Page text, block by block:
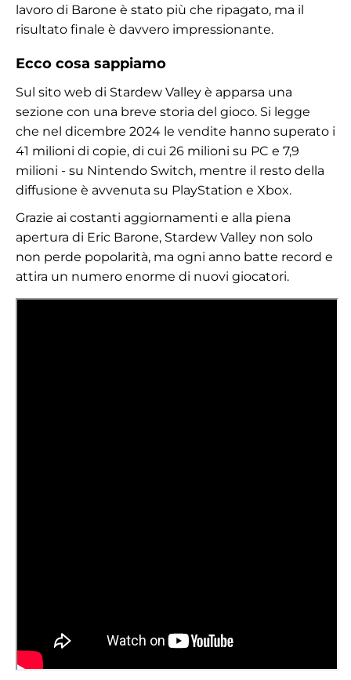
lavoro di Barone è stato più che ripagato, ma il
risultato finale è davvero impressionante.
Ecco cosa sappiamo
Sul sito web di Stardew Valley è apparsa una
sezione con una breve storia del gioco. Si legge
che nel dicembre 2024 le vendite hanno superato i
41 milioni di copie, di cui 26 milioni su PC e 7,9
milioni - su Nintendo Switch, mentre il resto della
diffusione è avvenuta su PlayStation e Xbox.
Grazie ai costanti aggiornamenti e alla piena
apertura di Eric Barone, Stardew Valley non solo
non perde popolarità, ma ogni anno batte record e
attira un numero enorme di nuovi giocatori.